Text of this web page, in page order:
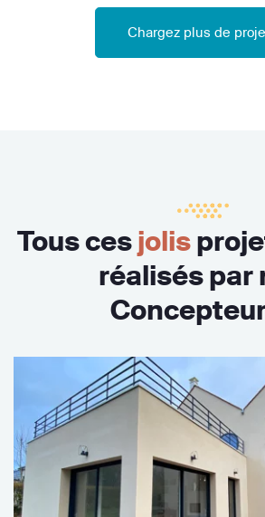
Chargez plus de
Tous cesjolis
réalisés par